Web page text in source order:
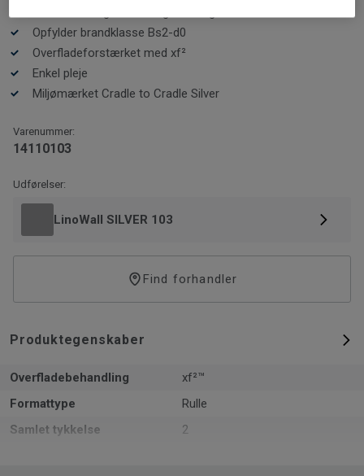
Opfylder brandklasse Bs2-d0
Overfladeforstærket med xf²
Enkel pleje
Miljømærket Cradle to Cradle Silver
Varenummer:
14110103
Udførelser:
LinoWall SILVER 103
Find forhandler
Produktegenskaber
Overfladebehandling
xf²™
Formattype
Rulle
Samlet tykkelse
2